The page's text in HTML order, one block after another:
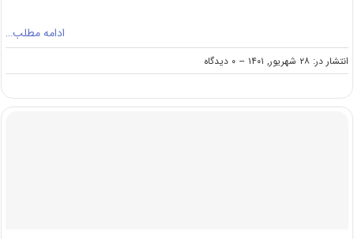
ادامه مطلب…
انتشار در: ۲۸ شهریور, ۱۴۰۱ -- ۰ دیدگاه
on
گرایش
کارشناسی